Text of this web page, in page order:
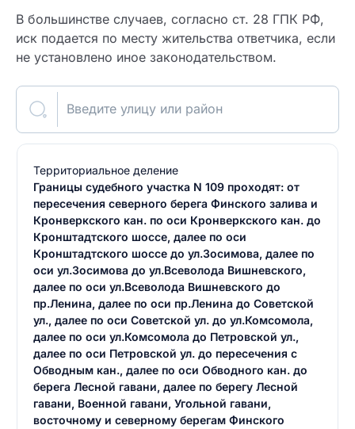
В большинстве случаев, согласно ст. 28 ГПК РФ,
иск подается по месту жительства ответчика, если
не установлено иное законодательством.
Введите улицу или район
Территориальное деление
Границы судебного участка N 109 проходят: от
пересечения северного берега Финского залива и
Кронверкского кан. по оси Кронверкского кан. до
Кронштадтского шоссе, далее по оси
Кронштадтского шоссе до ул.Зосимова, далее по
оси ул.Зосимова до ул.Всеволода Вишневского,
далее по оси ул.Всеволода Вишневского до
пр.Ленина, далее по оси пр.Ленина до Советской
ул., далее по оси Советской ул. до ул.Комсомола,
далее по оси ул.Комсомола до Петровской ул.,
далее по оси Петровской ул. до пересечения с
Обводным кан., далее по оси Обводного кан. до
берега Лесной гавани, далее по берегу Лесной
гавани, Военной гавани, Угольной гавани,
восточному и северному берегам Финского